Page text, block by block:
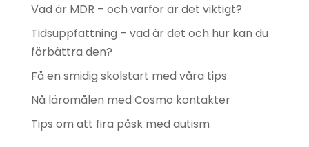
Vad är MDR – och varför är det viktigt?
Tidsuppfattning – vad är det och hur kan du
förbättra den?
Få en smidig skolstart med våra tips
Nå läromålen med Cosmo kontakter
Tips om att fira påsk med autism